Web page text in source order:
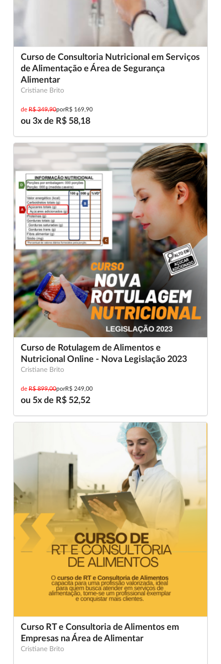
Curso de Consultoria Nutricional em Serviços
de Alimentação e Área de Segurança
Alimentar
Cristiane Brito
de R$ 349,90porR$ 169,90
ou 3x de R$ 58,18
Curso de Rotulagem de Alimentos e
Nutricional Online - Nova Legislação 2023
Cristiane Brito
de R$ 899,00porR$ 249,00
ou 5x de R$ 52,52
Curso RT e Consultoria de Alimentos em
Empresas na Área de Alimentar
Cristiane Brito